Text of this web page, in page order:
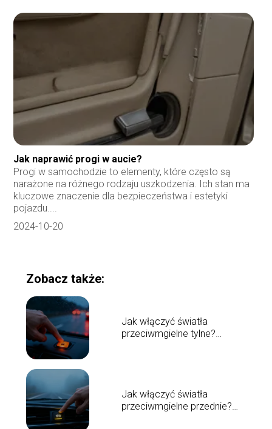
Jak naprawić progi w aucie?
Progi w samochodzie to elementy, które często są
narażone na różnego rodzaju uszkodzenia. Ich stan ma
kluczowe znaczenie dla bezpieczeństwa i estetyki
pojazdu....
2024-10-20
Zobacz także:
Jak włączyć światła
przeciwmgielne tylne?
Jak włączyć światła
przeciwmgielne przednie?